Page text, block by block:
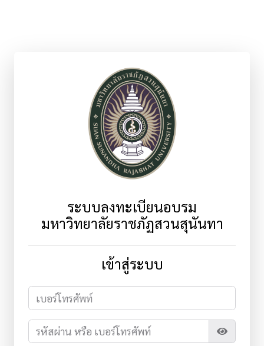
ระบบลงทะเบียนอบรม
มหาวิทยาลัยราชภัฏสวนสุนันทา
เข้าสู่ระบบ